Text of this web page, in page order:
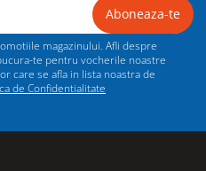
magazinului. Afli despre
te pentru vocherile noastre
care se afla in lista noastra de
de Confidentialitate